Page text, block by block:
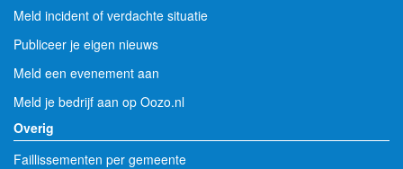
Meld incident of verdachte situatie
Publiceer je eigen nieuws
Meld een evenement aan
Meld je bedrijf aan op Oozo.nl
Overig
Faillissementen per gemeente